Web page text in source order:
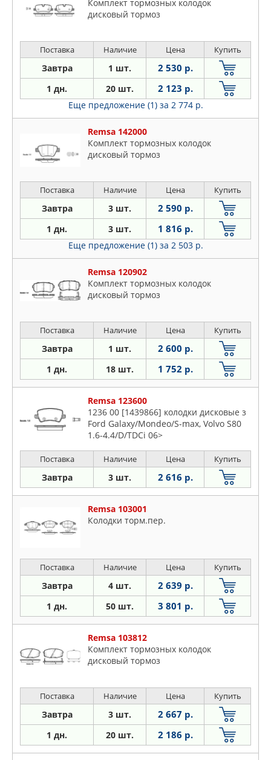
Комплект тормозных колодок
дисковый тормоз
Поставка Наличие Цена Купить
Завтра 1 шт. 2 530 р.
1 дн. 20 шт. 2 123 р.
Еще предложение (1) за 2 774 р.
Remsa 142000
Комплект тормозных колодок
дисковый тормоз
Поставка Наличие Цена Купить
Завтра 3 шт. 2 590 р.
1 дн. 3 шт. 1 816 р.
Еще предложение (1) за 2 503 р.
Remsa 120902
Комплект тормозных колодок
дисковый тормоз
Поставка Наличие Цена Купить
Завтра 1 шт. 2 600 р.
1 дн. 18 шт. 1 752 р.
Remsa 123600
1236 00 [1439866] колодки дисковые з
Ford Galaxy/Mondeo/S-max, Volvo S80
1.6-4.4/D/TDCi 06>
Поставка Наличие Цена Купить
Завтра 3 шт. 2 616 р.
Remsa 103001
Колодки торм.пер.
Поставка Наличие Цена Купить
Завтра 4 шт. 2 639 р.
1 дн. 50 шт. 3 801 р.
Remsa 103812
Комплект тормозных колодок
дисковый тормоз
Поставка Наличие Цена Купить
Завтра 3 шт. 2 667 р.
1 дн. 20 шт. 2 186 р.